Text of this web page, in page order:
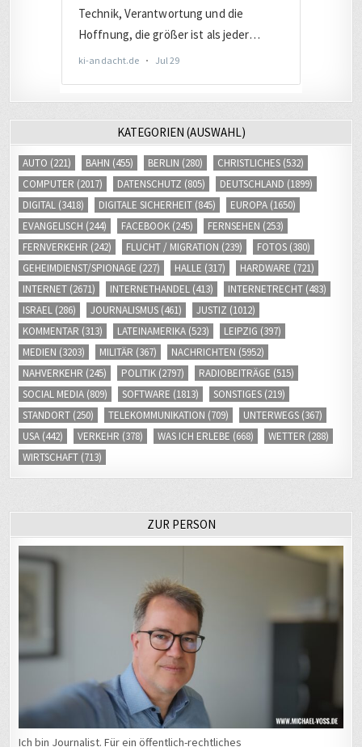
KATEGORIEN (AUSWAHL)
AUTO (221) BAHN (455) BERLIN (280) CHRISTLICHES (532)
COMPUTER (2017) DATENSCHUTZ (805) DEUTSCHLAND (1899)
DIGITAL (3418) DIGITALE SICHERHEIT (845) EUROPA (1650)
EVANGELISCH (244) FACEBOOK (245) FERNSEHEN (253)
FERNVERKEHR (242) FLUCHT / MIGRATION (239) FOTOS (380)
GEHEIMDIENST/SPIONAGE (227) HALLE (317) HARDWARE (721)
INTERNET (2671) INTERNETHANDEL (413) INTERNETRECHT (483)
ISRAEL (286) JOURNALISMUS (461) JUSTIZ (1012)
KOMMENTAR (313) LATEINAMERIKA (523) LEIPZIG (397)
MEDIEN (3203) MILITÄR (367) NACHRICHTEN (5952)
NAHVERKEHR (245) POLITIK (2797) RADIOBEITRÄGE (515)
SOCIAL MEDIA (809) SOFTWARE (1813) SONSTIGES (219)
STANDORT (250) TELEKOMMUNIKATION (709) UNTERWEGS (367)
USA (442) VERKEHR (378) WAS ICH ERLEBE (668) WETTER (288)
WIRTSCHAFT (713)
ZUR PERSON
Ich bin Journalist. Für ein öffentlich-rechtliches